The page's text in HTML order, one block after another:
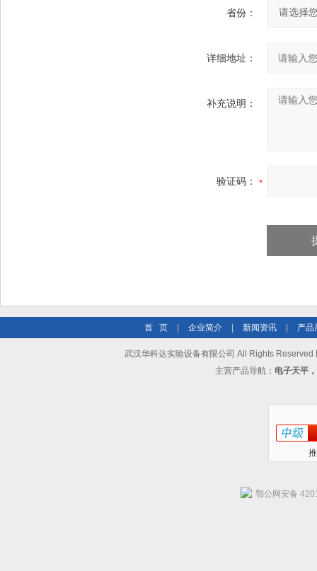
省份：
详细地址：
补充说明：
验证码：
首 页 企业简介 新闻资讯 产品
武汉华科达实验设备有限公司 All Rights Reserved
主营产品导航： 电子天平
鄂公网安备